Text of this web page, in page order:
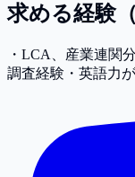
求める経験（
・LCA、産業連関
調査経験・英語力